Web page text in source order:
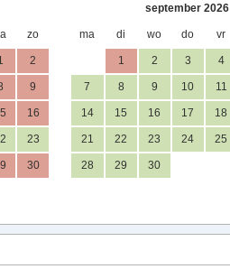
zo
2
9
16
23
30
september 2026
ma di wo do vr
1 2 3 4
7 8 9 10 11
14 15 16 17 18
21 22 23 24 25
28 29 30